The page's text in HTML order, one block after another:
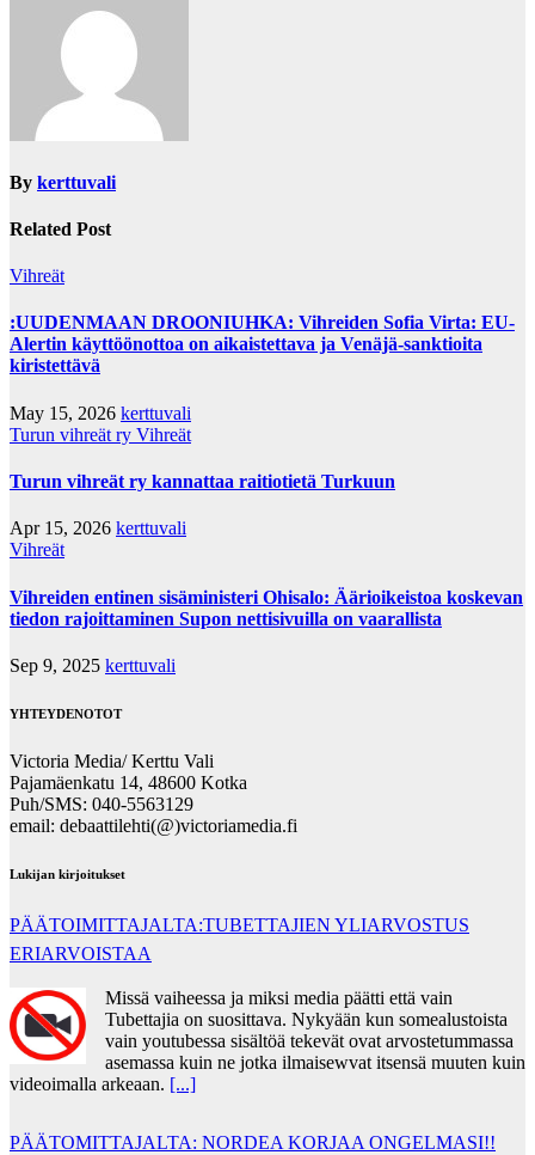
By kerttuvali
Related Post
Vihreät
:UUDENMAAN DROONIUHKA: Vihreiden Sofia Virta: EU-
Alertin käyttöönottoa on aikaistettava ja Venäjä-sanktioita
kiristettävä
May 15, 2026 kerttuvali
Turun vihreät ry Vihreät
Turun vihreät ry kannattaa raitiotietä Turkuun
Apr 15, 2026 kerttuvali
Vihreät
Vihreiden entinen sisäministeri Ohisalo: Äärioikeistoa koskevan
tiedon rajoittaminen Supon nettisivuilla on vaarallista
Sep 9, 2025 kerttuvali
YHTEYDENOTOT
Victoria Media/ Kerttu Vali
Pajamäenkatu 14, 48600 Kotka
Puh/SMS: 040-5563129
email: debaattilehti(@)victoriamedia.fi
Lukijan kirjoitukset
PÄÄTOIMITTAJALTA:TUBETTAJIEN YLIARVOSTUS
ERIARVOISTAA
Missä vaiheessa ja miksi media päätti että vain
Tubettajia on suosittava. Nykyään kun somealustoista
vain youtubessa sisältöä tekevät ovat arvostetummassa
asemassa kuin ne jotka ilmaisewvat itsensä muuten kuin
videoimalla arkeaan. [...]
PÄÄTOMITTAJALTA: NORDEA KORJAA ONGELMASI!!